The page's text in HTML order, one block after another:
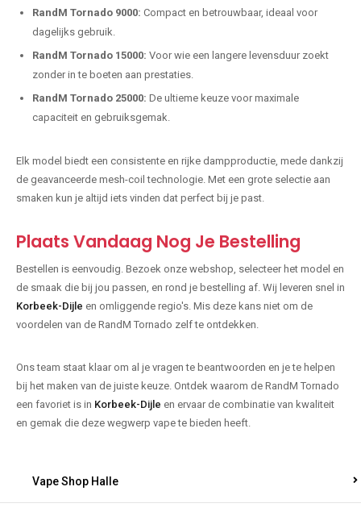
RandM Tornado 9000: Compact en betrouwbaar, ideaal voor
dagelijks gebruik.
RandM Tornado 15000: Voor wie een langere levensduur zoekt
zonder in te boeten aan prestaties.
RandM Tornado 25000: De ultieme keuze voor maximale
capaciteit en gebruiksgemak.
Elk model biedt een consistente en rijke dampproductie, mede dankzij
de geavanceerde mesh-coil technologie. Met een grote selectie aan
smaken kun je altijd iets vinden dat perfect bij je past.
Plaats Vandaag Nog Je Bestelling
Bestellen is eenvoudig. Bezoek onze webshop, selecteer het model en
de smaak die bij jou passen, en rond je bestelling af. Wij leveren snel in
Korbeek-Dijle en omliggende regio's. Mis deze kans niet om de
voordelen van de RandM Tornado zelf te ontdekken.
Ons team staat klaar om al je vragen te beantwoorden en je te helpen
bij het maken van de juiste keuze. Ontdek waarom de RandM Tornado
een favoriet is in Korbeek-Dijle en ervaar de combinatie van kwaliteit
en gemak die deze wegwerp vape te bieden heeft.
Vape Shop Halle